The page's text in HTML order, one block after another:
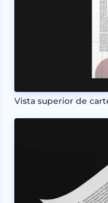
Vista superior de